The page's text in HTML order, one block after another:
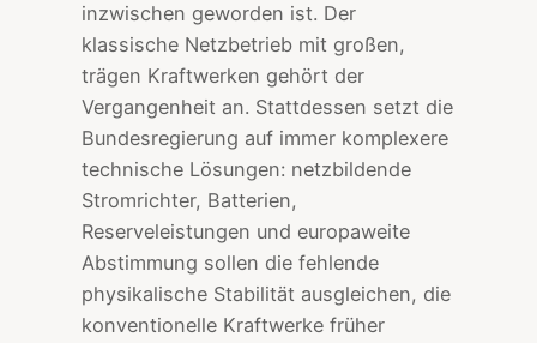
inzwischen geworden ist. Der
klassische Netzbetrieb mit großen,
trägen Kraftwerken gehört der
Vergangenheit an. Stattdessen setzt die
Bundesregierung auf immer komplexere
technische Lösungen: netzbildende
Stromrichter, Batterien,
Reserveleistungen und europaweite
Abstimmung sollen die fehlende
physikalische Stabilität ausgleichen, die
konventionelle Kraftwerke früher